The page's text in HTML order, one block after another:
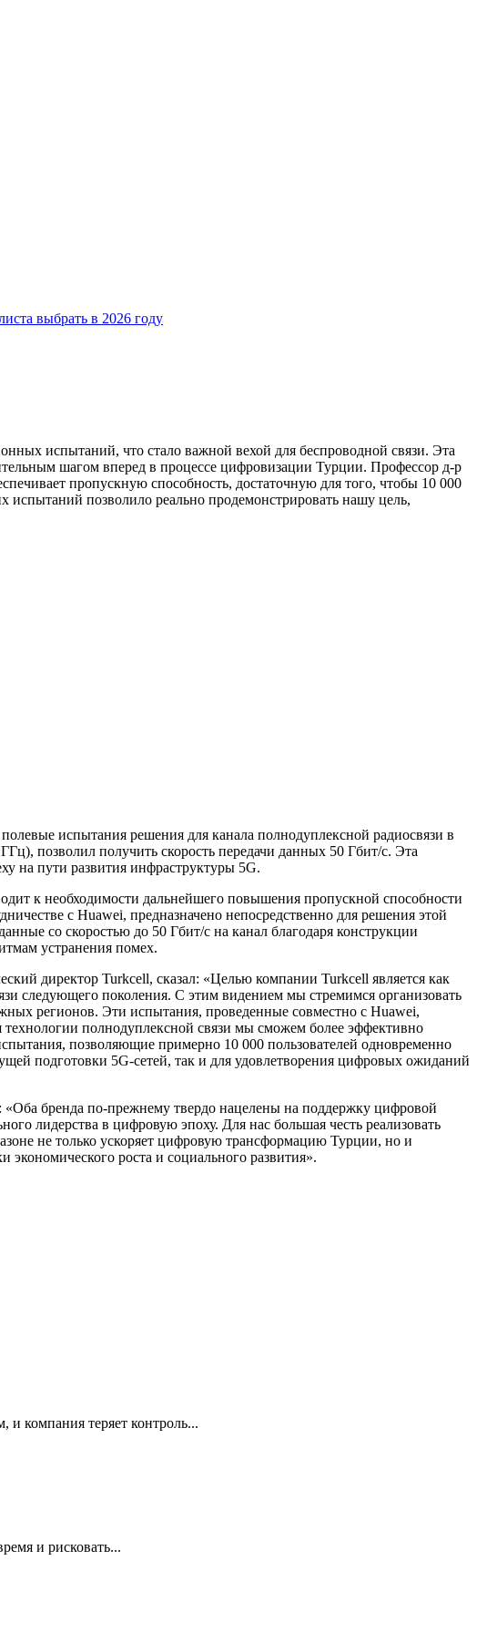
выбрать в 2026 году
испытаний, что стало важной вехой для беспроводной связи. Эта
шагом вперед в процессе цифровизации Турции. Профессор д-р
пропускную способность, достаточную для того, чтобы 10 000
испытаний позволило реально продемонстрировать нашу цель,
испытания решения для канала полнодуплексной радиосвязи в
позволил получить скорость передачи данных 50 Гбит/с. Эта
на пути развития инфраструктуры 5G.
к необходимости дальнейшего повышения пропускной способности
с Huawei, предназначено непосредственно для решения этой
со скоростью до 50 Гбит/с на канал благодаря конструкции
устранения помех.
директор Turkcell, сказал: «Целью компании Turkcell является как
следующего поколения. С этим видением мы стремимся организовать
регионов. Эти испытания, проведенные совместно с Huawei,
полнодуплексной связи мы сможем более эффективно
позволяющие примерно 10 000 пользователей одновременно
подготовки 5G-сетей, так и для удовлетворения цифровых ожиданий
бренда по-прежнему твердо нацелены на поддержку цифровой
лидерства в цифровую эпоху. Для нас большая честь реализовать
не только ускоряет цифровую трансформацию Турции, но и
роста и социального развития».
и компания теряет контроль...
и рисковать...